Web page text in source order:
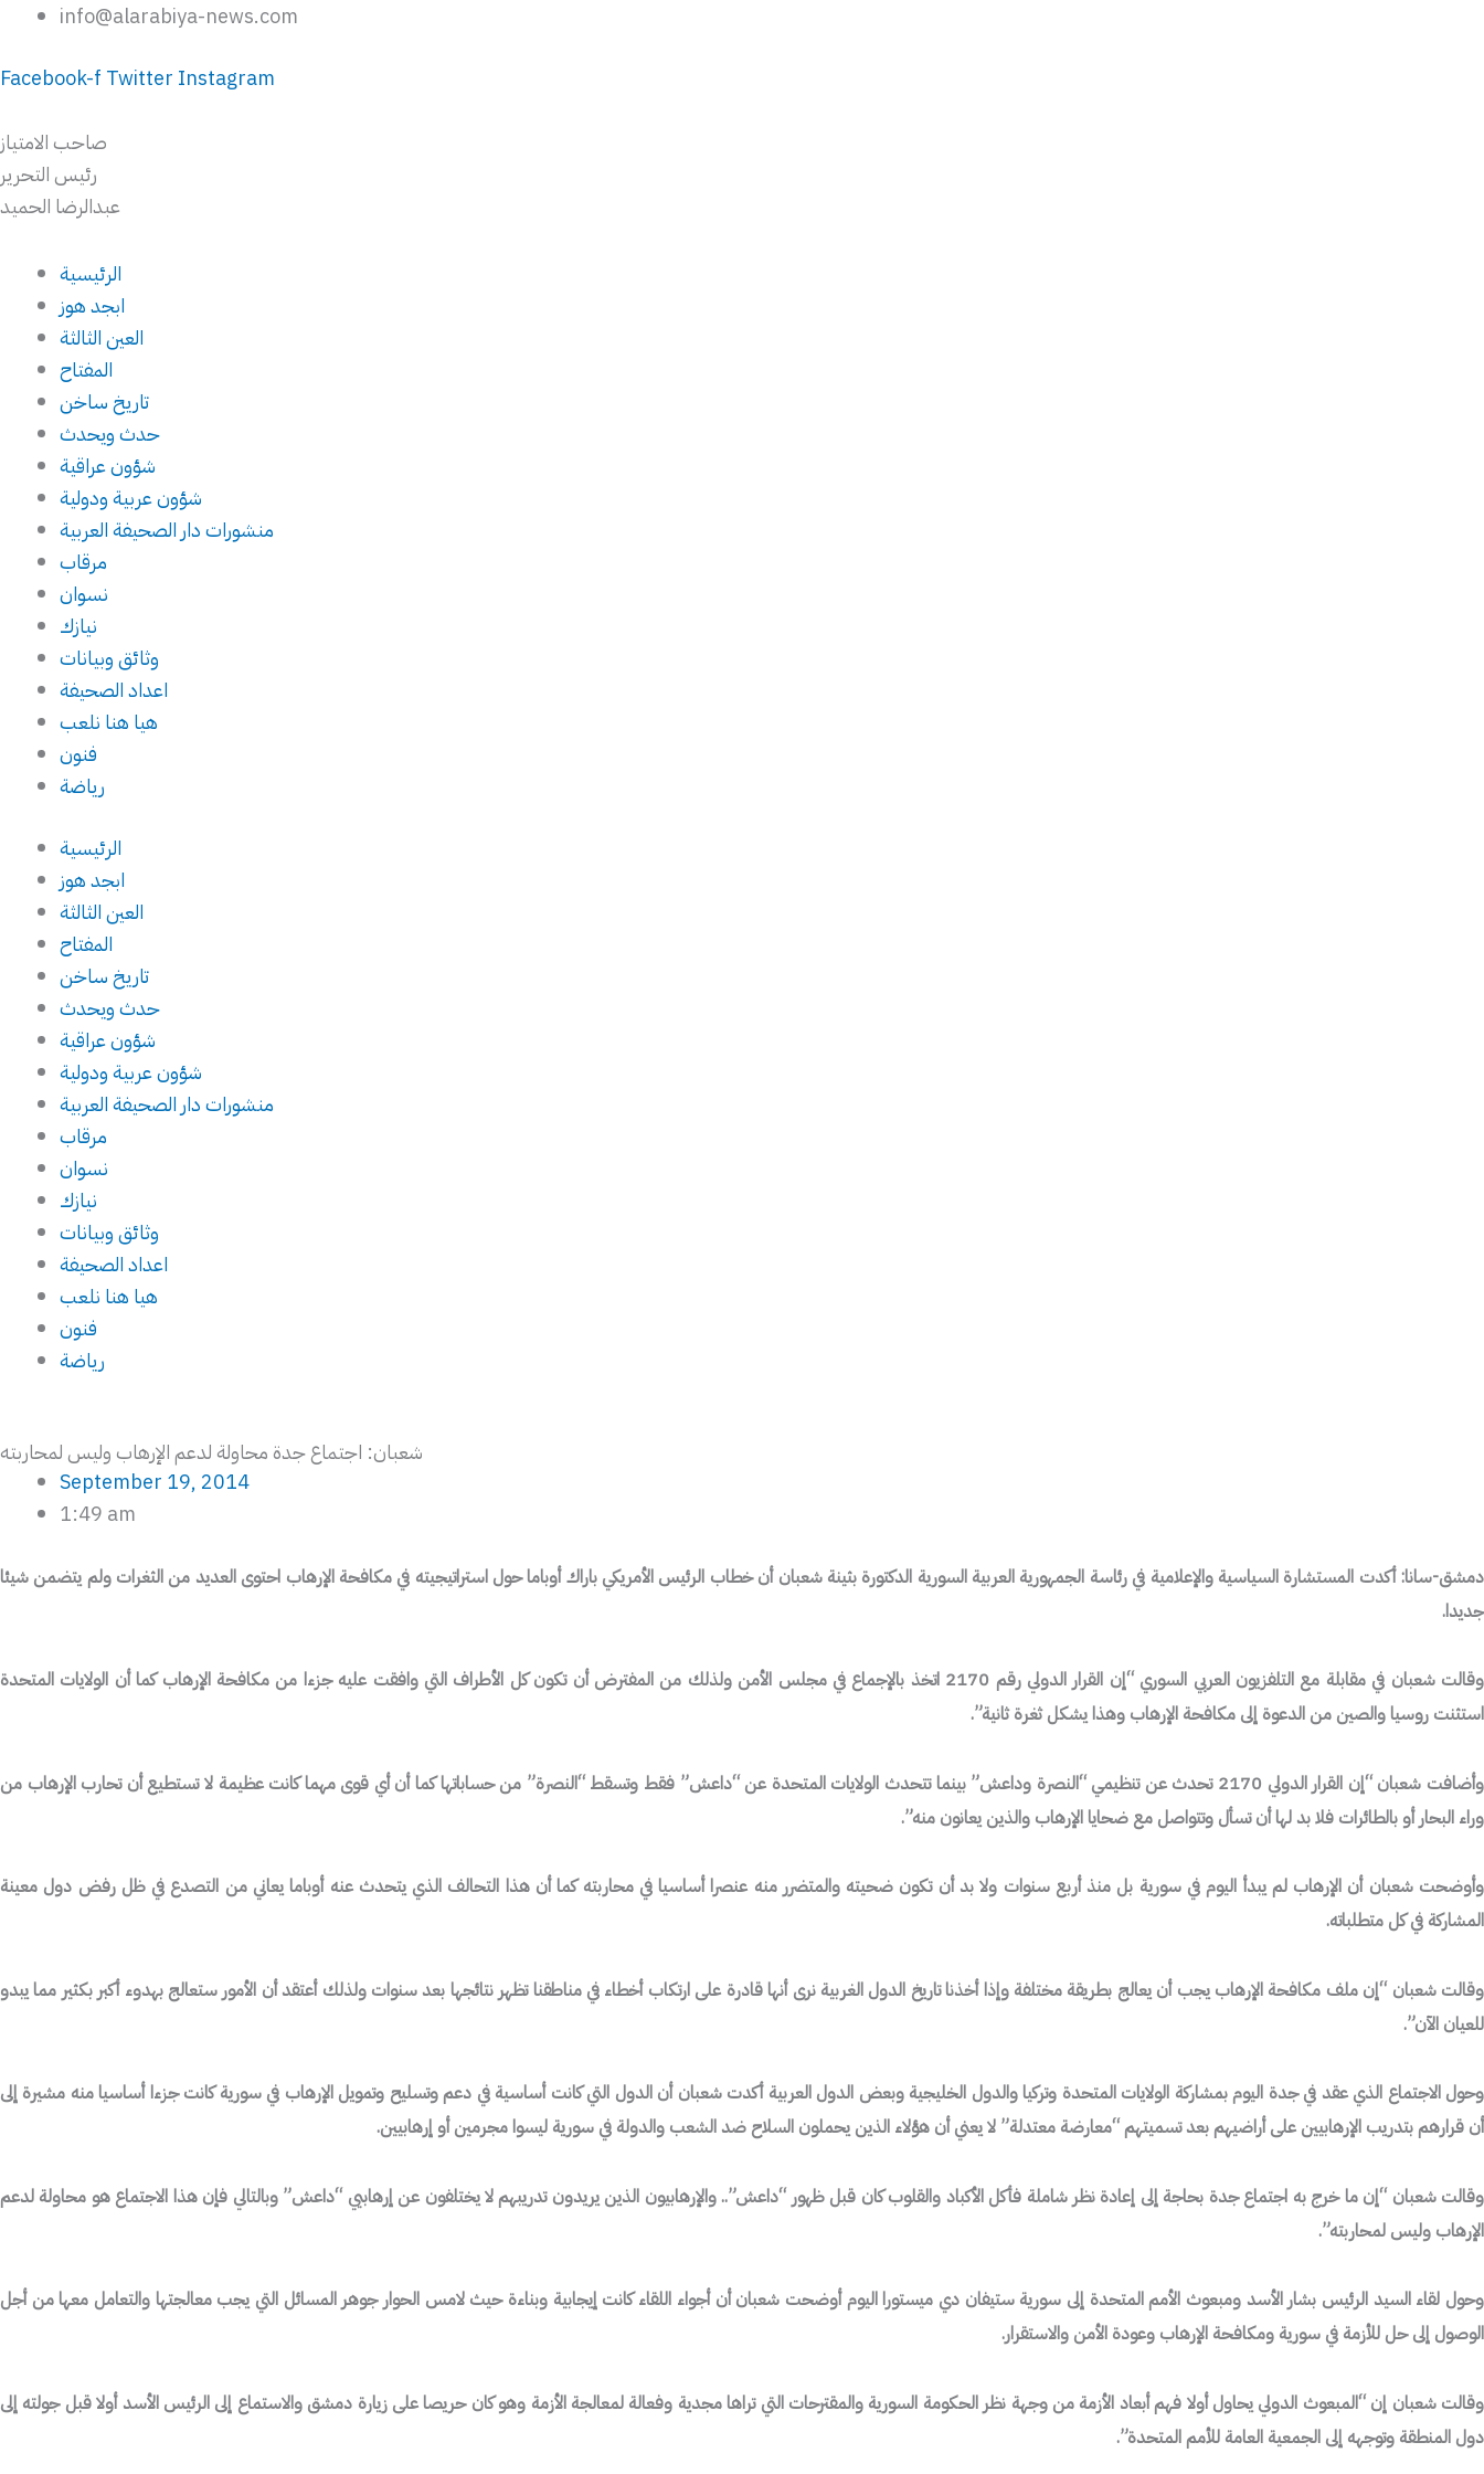
content
info@alarabiya-news.com
Facebook-f Twitter Instagram
صاحب الامتياز
رئيس التحرير
عبدالرضا الحميد
الرئيسية
ابجد هوز
العين الثالثة
المفتاح
تاريخ ساخن
حدث ويحدث
شؤون عراقية
شؤون عربية ودولية
منشورات دار الصحيفة العربية
مرقاب
نسوان
نيازك
وثائق وبيانات
اعداد الصحيفة
هيا هنا نلعب
فنون
رياضة
الرئيسية
ابجد هوز
العين الثالثة
المفتاح
تاريخ ساخن
حدث ويحدث
شؤون عراقية
شؤون عربية ودولية
منشورات دار الصحيفة العربية
مرقاب
نسوان
نيازك
وثائق وبيانات
اعداد الصحيفة
هيا هنا نلعب
فنون
رياضة
شعبان: اجتماع جدة محاولة لدعم الإرهاب وليس لمحاربته
September 19, 2014
1:49 am
دمشق-سانا: أكدت المستشارة السياسية والإعلامية في رئاسة الجمهورية العربية السورية الدكتورة بثينة شعبان أن خطاب الرئيس الأمريكي باراك أوباما حول استراتيجيته في مكافحة الإرهاب احتوى العديد من الثغرات ولم يتضمن شيئا
جديدا.
وقالت شعبان في مقابلة مع التلفزيون العربي السوري “إن القرار الدولي رقم 2170 اتخذ بالإجماع في مجلس الأمن ولذلك من المفترض أن تكون كل الأطراف التي وافقت عليه جزءا من مكافحة الإرهاب كما أن الولايات المتحدة
استثنت روسيا والصين من الدعوة إلى مكافحة الإرهاب وهذا يشكل ثغرة ثانية”.
وأضافت شعبان “إن القرار الدولي 2170 تحدث عن تنظيمي “النصرة وداعش” بينما تتحدث الولايات المتحدة عن “داعش” فقط وتسقط “النصرة” من حساباتها كما أن أي قوى مهما كانت عظيمة لا تستطيع أن تحارب الإرهاب من
وراء البحار أو بالطائرات فلا بد لها أن تسأل وتتواصل مع ضحايا الإرهاب والذين يعانون منه”.
وأوضحت شعبان أن الإرهاب لم يبدأ اليوم في سورية بل منذ أربع سنوات ولا بد أن تكون ضحيته والمتضرر منه عنصرا أساسيا في محاربته كما أن هذا التحالف الذي يتحدث عنه أوباما يعاني من التصدع في ظل رفض دول معينة
المشاركة في كل متطلباته.
وقالت شعبان “إن ملف مكافحة الإرهاب يجب أن يعالج بطريقة مختلفة وإذا أخذنا تاريخ الدول الغربية نرى أنها قادرة على ارتكاب أخطاء في مناطقنا تظهر نتائجها بعد سنوات ولذلك أعتقد أن الأمور ستعالج بهدوء أكبر بكثير مما يبدو
للعيان الآن”.
وحول الاجتماع الذي عقد في جدة اليوم بمشاركة الولايات المتحدة وتركيا والدول الخليجية وبعض الدول العربية أكدت شعبان أن الدول التي كانت أساسية في دعم وتسليح وتمويل الإرهاب في سورية كانت جزءا أساسيا منه مشيرة إلى
أن قرارهم بتدريب الإرهابيين على أراضيهم بعد تسميتهم “معارضة معتدلة” لا يعني أن هؤلاء الذين يحملون السلاح ضد الشعب والدولة في سورية ليسوا مجرمين أو إرهابيين.
وقالت شعبان “إن ما خرج به اجتماع جدة بحاجة إلى إعادة نظر شاملة فأكل الأكباد والقلوب كان قبل ظهور “داعش”.. والإرهابيون الذين يريدون تدريبهم لا يختلفون عن إرهابيي “داعش” وبالتالي فإن هذا الاجتماع هو محاولة لدعم
الإرهاب وليس لمحاربته”.
وحول لقاء السيد الرئيس بشار الأسد ومبعوث الأمم المتحدة إلى سورية ستيفان دي ميستورا اليوم أوضحت شعبان أن أجواء اللقاء كانت إيجابية وبناءة حيث لامس الحوار جوهر المسائل التي يجب معالجتها والتعامل معها من أجل
الوصول إلى حل للأزمة في سورية ومكافحة الإرهاب وعودة الأمن والاستقرار.
وقالت شعبان إن “المبعوث الدولي يحاول أولا فهم أبعاد الأزمة من وجهة نظر الحكومة السورية والمقترحات التي تراها مجدية وفعالة لمعالجة الأزمة وهو كان حريصا على زيارة دمشق والاستماع إلى الرئيس الأسد أولا قبل جولته إلى
دول المنطقة وتوجهه إلى الجمعية العامة للأمم المتحدة”.